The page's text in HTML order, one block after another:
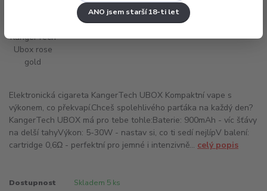
ANO jsem starší 18-ti let
Elektronická cigareta KangerTech UBOX Kompaktní vape s
výkonem, co překvapí.Chceš spolehlivého parťáka na každý den?
KangerTech UBOX má pro tebe tohle:Baterie: 900mAh - víc šťávy
na delší tahyVýkon: 5-30W - nastav si, co ti sedí nejlípV balení:
cartridge 0,6Ω - perfektní pro jemné i intenzivně... celý popis
Dostupnost Skladem 5 ks